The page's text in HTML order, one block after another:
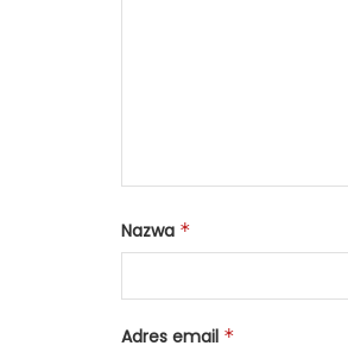
Nazwa *
Adres email *